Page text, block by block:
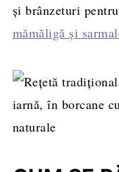
și brânzeturi
mămăligă și